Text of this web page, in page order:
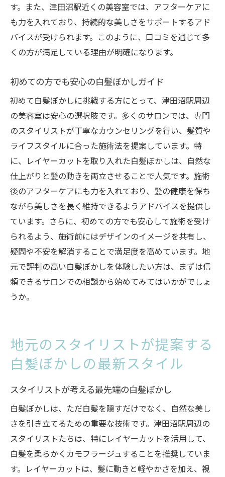
す。また、津田沼駅近くの美容室では、アフターケアに
も力を入れており、持続的な美しさをサポートするアド
バイスが受けられます。このように、口コミを通じて多
くの方が満足している理由が明確になります。
初めての方でも安心の白髪ぼかしガイド
初めて白髪ぼかしに挑戦する方にとって、津田沼駅周辺
の美容室は安心の選択肢です。多くのサロンでは、専門
のスタイリストが丁寧なカウンセリングを行い、髪質や
ライフスタイルに合った施術法を提案しています。特
に、レイヤーカットを取り入れた白髪ぼかしは、自然な
仕上がりと髪の動きを両立させることで人気です。施術
後のアフターケアにも力を入れており、髪の健康を保ち
ながら美しさを長く維持できるようアドバイスを提供し
ています。さらに、初めての方でも安心して施術を受け
られるよう、施術前にはデザインのイメージを共有し、
疑問や不安を解消することで満足度を高めています。地
元で評判の高い白髪ぼかしを体験したい方は、まずは信
頼できるサロンでの相談から始めてみてはいかがでしょ
うか。
地元のスタイリストが提案する
白髪ぼかしの最新スタイル
スタイリストが考える最先端の白髪ぼかし
白髪ぼかしは、ただ白髪を隠すだけでなく、自然な美し
さを引き立てるための重要な技術です。津田沼駅周辺の
スタイリストたちは、特にレイヤーカットを活用して、
白髪を柔らかくカモフラージュすることを推奨していま
す。レイヤーカットは、髪に動きと軽やかさを加え、視